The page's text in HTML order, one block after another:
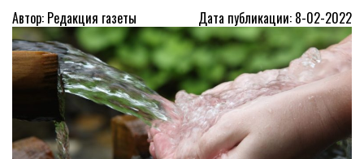
Автор: Редакция газеты Дата публикации: 8-02-2022